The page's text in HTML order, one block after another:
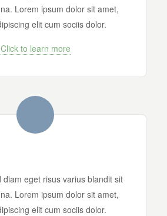
Lorem ipsum dolor sit amet,
elit cum sociis dolor.
Click to learn more
diam eget risus varius blandit sit
Lorem ipsum dolor sit amet,
elit cum sociis dolor.